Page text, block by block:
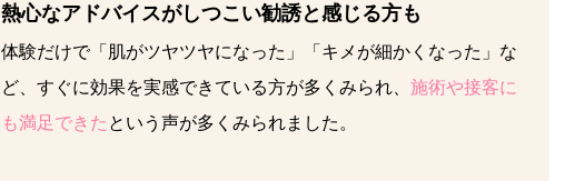
熱心なアドバイスがしつこい勧誘と感じる方も
体験だけで「肌がツヤツヤになった」「キメが細かくなった」な
ど、すぐに効果を実感できている方が多くみられ、 施術や接客に
も満足できた という声が多くみられました。